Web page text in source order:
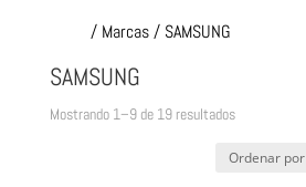
/ Marcas / SAMSUNG
SAMSUNG
Mostrando 1–9 de 19 resultadosSorted
latest